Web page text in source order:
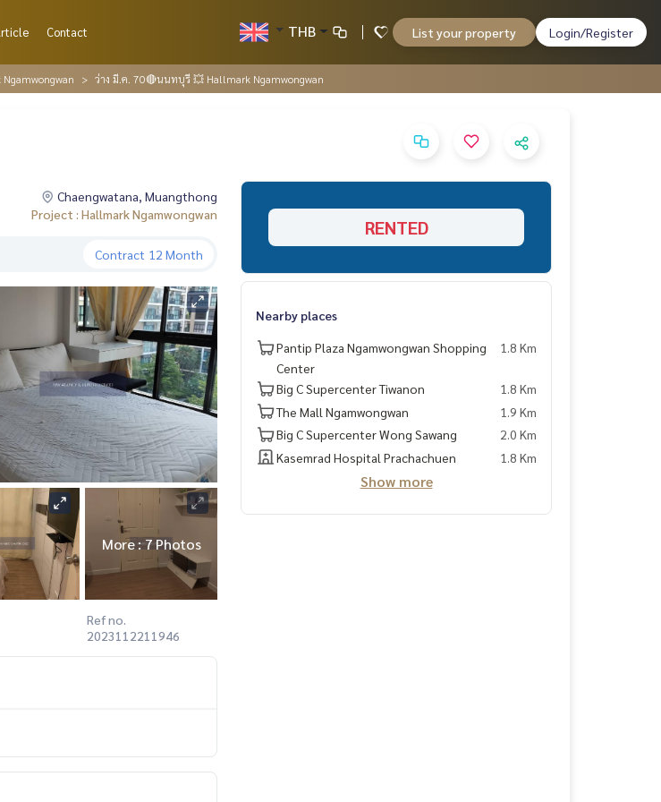
Contact THB List your property Login/Register
ว่าง มี.ค. 70🔴นนทบุรี 💥 Hallmark Ngamwongwan
Chaengwatana, Muangthong
Project : Hallmark Ngamwongwan
Contract 12 Month
More : 7 Photos
Ref no.
2023112211946
RENTED
Nearby places
Pantip Plaza Ngamwongwan Shopping
Center
1.8 Km
Big C Supercenter Tiwanon
1.8 Km
The Mall Ngamwongwan
1.9 Km
Big C Supercenter Wong Sawang
2.0 Km
Kasemrad Hospital Prachachuen
1.8 Km
Show more